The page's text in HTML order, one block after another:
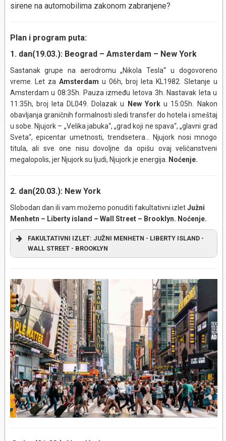
sirene na automobilima zakonom zabranjene?
Plan i program puta:
1. dan(19.03.): Beograd – Amsterdam – New York
Sastanak grupe na aerodromu „Nikola Tesla“ u dogovoreno
vreme. Let zaAmsterdam u 06h, broj leta KL1982. Sletanje u
Amsterdam u 08:35h. Pauza između letova 3h. Nastavak leta u
11:35h, broj leta DL049. Dolazak u
New Yorku 15:05h. Nakon
obavljanja graničnih formalnosti sledi transfer do hotela i smeštaj
u sobe. Njujork – „Velika jabuka“, „grad koji ne spava“, „glavni grad
Sveta“, epicentar umetnosti, trendsetera… Njujork nosi mnogo
titula, ali sve one nisu dovoljne da opišu ovaj veličanstveni
megalopolis, jer Njujork su ljudi, Njujork je energija.
Noćenje.
2. dan(20.03.): New York
Slobodan dan ili vam možemo ponuditi fakultativni izletJužni
Menhetn – Liberty island – Wall Street – Brooklyn. Noćenje.
FAKULTATIVNI IZLET: JUŽNI MENHETN - LIBERTY ISLAND -
WALL STREET - BROOKLYN
Njujork nastao, davne 1620. godine. U ovom delu grada,
mogu da se vide najstarije kolonijane crkve i američki
spomenici, čuveniWall street
, ali i najmoderniji neboderi.
Najviše zdanje u ovom delu grada jenovi Svetski trgovinski
centar( One World Trade CenteriliFreedom Tower), visine
541 metar, koji je podignut na mestu gde su nakon
terorističkog napada 2001. godine, srušene “kule
bliznakinje”. Do vidikovca ovog solitera vozi lift, gde se do
vrha stiže za samo 60 sekundi. S vrha “Tornja slobode”,
pružaju se prelepi pogledi na luku, okolna ostrva i na krovove
starijih i nižih njujorških nebodera, od kojih su mnogi
podignuti 1930-tih, u Art deko stilu. U neposrednoj blizini
zdanja, nalazi se Nacionalni memorijalni centar (National